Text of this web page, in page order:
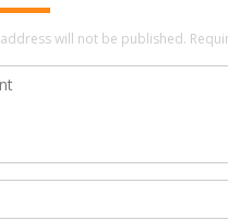
will not be published.